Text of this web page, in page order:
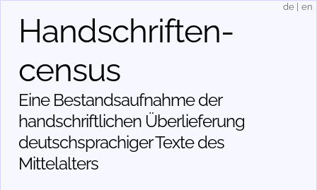
Handschriften­
census
Eine Bestandsaufnahme der
handschriftlichen Über­lieferung
deutschsprachiger Texte des
Mittelalters
de en